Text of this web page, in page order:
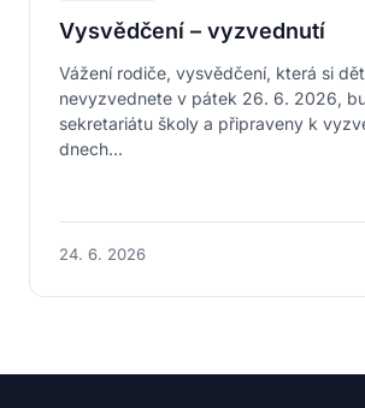
Vysvědčení – vyzvednutí
Vážení rodiče, vysvědčení, která si
nevyzvednete v pátek 26. 6. 2026,
sekretariátu školy a připraveny k
dnech...
24. 6. 2026